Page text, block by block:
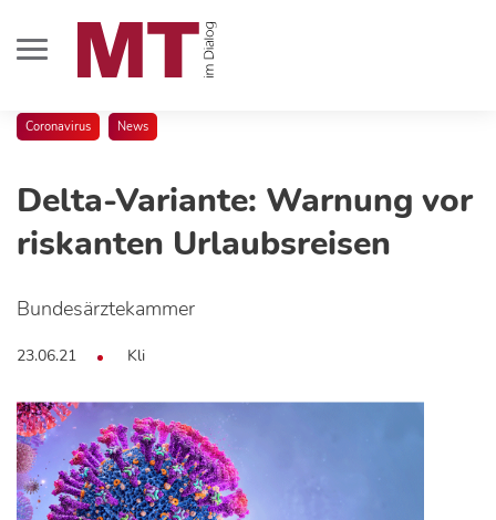
Coronavirus News
Delta-Variante: Warnung vor
riskanten Urlaubsreisen
Bundesärztekammer
23.06.21 Kli